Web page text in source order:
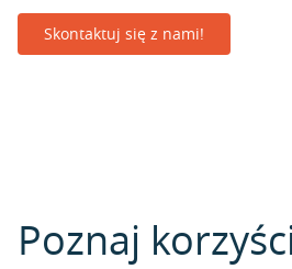
Skontaktuj się z nami!
Poznaj